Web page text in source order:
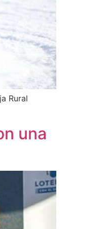
Rural
una